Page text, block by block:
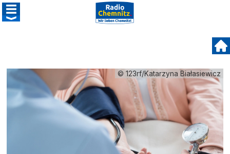
© 123rf/Katarzyna Białasiewicz